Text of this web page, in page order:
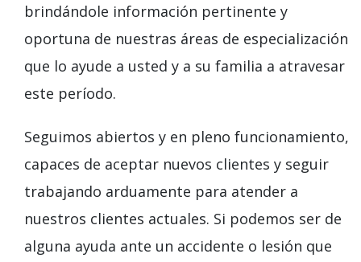
brindándole información pertinente y
oportuna de nuestras áreas de especialización
que lo ayude a usted y a su familia a atravesar
este período.
Seguimos abiertos y en pleno funcionamiento,
capaces de aceptar nuevos clientes y seguir
trabajando arduamente para atender a
nuestros clientes actuales. Si podemos ser de
alguna ayuda ante un accidente o lesión que